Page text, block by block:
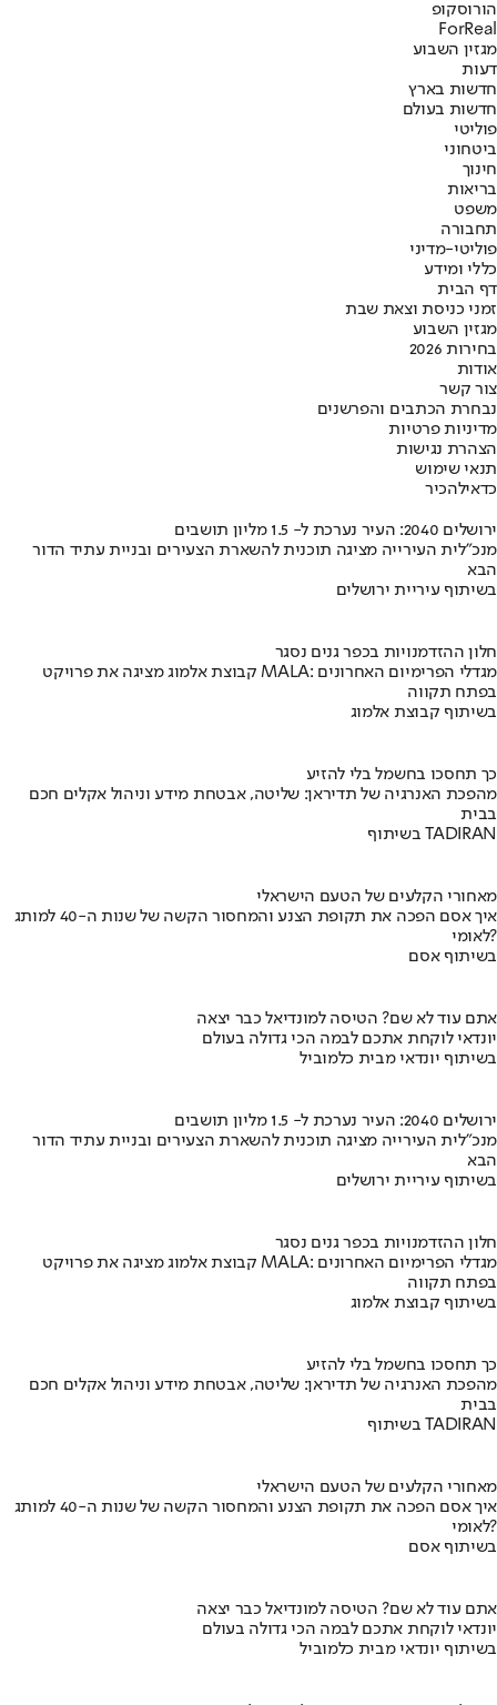
הורוסקופ
ForReal
מגזין השבוע
דעות
חדשות בארץ
חדשות בעולם
פוליטי
ביטחוני
חינוך
בריאות
משפט
תחבורה
פוליטי-מדיני
כללי ומידע
דף הבית
זמני כניסת וצאת שבת
מגזין השבוע
בחירות 2026
אודות
צור קשר
נבחרת הכתבים והפרשנים
מדיניות פרטיות
הצהרת נגישות
תנאי שימוש
כדאילהכיר
ירושלים 2040: העיר נערכת ל- 1.5 מליון תושבים
מנכ"לית העירייה מציגה תוכנית להשארת הצעירים ובניית עתיד הדור
הבא
בשיתוף עיריית ירושלים
חלון ההזדמנויות בכפר גנים נסגר
קבוצת אלמוג מציגה את פרויקט MALA: מגדלי הפרימיום האחרונים
בפתח תקווה
בשיתוף קבוצת אלמוג
כך תחסכו בחשמל בלי להזיע
מהפכת האנרגיה של תדיראן: שליטה, אבטחת מידע וניהול אקלים חכם
בבית
בשיתוף TADIRAN
מאחורי הקלעים של הטעם הישראלי
איך אסם הפכה את תקופת הצנע והמחסור הקשה של שנות ה-40 למותג
לאומי?
בשיתוף אסם
אתם עוד לא שם? הטיסה למונדיאל כבר יצאה
יונדאי לוקחת אתכם לבמה הכי גדולה בעולם
בשיתוף יונדאי מבית כלמוביל
ירושלים 2040: העיר נערכת ל- 1.5 מליון תושבים
מנכ"לית העירייה מציגה תוכנית להשארת הצעירים ובניית עתיד הדור
הבא
בשיתוף עיריית ירושלים
חלון ההזדמנויות בכפר גנים נסגר
קבוצת אלמוג מציגה את פרויקט MALA: מגדלי הפרימיום האחרונים
בפתח תקווה
בשיתוף קבוצת אלמוג
כך תחסכו בחשמל בלי להזיע
מהפכת האנרגיה של תדיראן: שליטה, אבטחת מידע וניהול אקלים חכם
בבית
בשיתוף TADIRAN
מאחורי הקלעים של הטעם הישראלי
איך אסם הפכה את תקופת הצנע והמחסור הקשה של שנות ה-40 למותג
לאומי?
בשיתוף אסם
אתם עוד לא שם? הטיסה למונדיאל כבר יצאה
יונדאי לוקחת אתכם לבמה הכי גדולה בעולם
בשיתוף יונדאי מבית כלמוביל